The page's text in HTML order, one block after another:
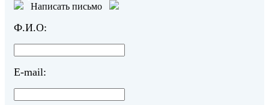
Написать письмо
Ф.И.О:
E-mail: